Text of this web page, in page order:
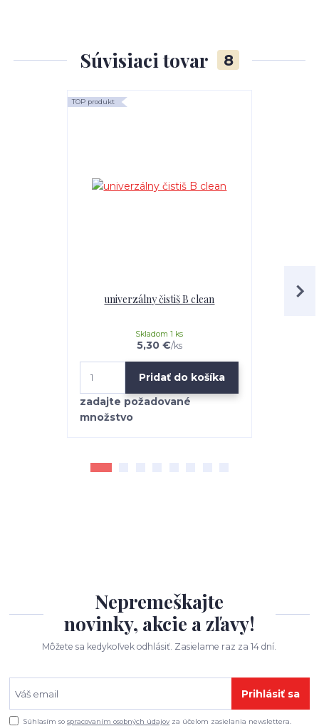
Súvisiaci tovar 8
TOP produkt
univerzálny čistiš B clean
5,30 €/ks
Skladom 1 ks
Pridať do košíka
Nepremeškajte
novinky, akcie a zľavy!
Môžete sa kedykoľvek odhlásiť. Zasielame raz za 14 dní.
Prihlásiť sa
Súhlasím sospracovaním osobných údajov za účelom zasielania newslettera.